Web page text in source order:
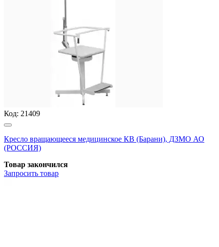
Код: 21409
Кресло вращающееся медицинское КВ (Барани), ДЗМО АО
(РОССИЯ)
Товар закончился
Запросить товар